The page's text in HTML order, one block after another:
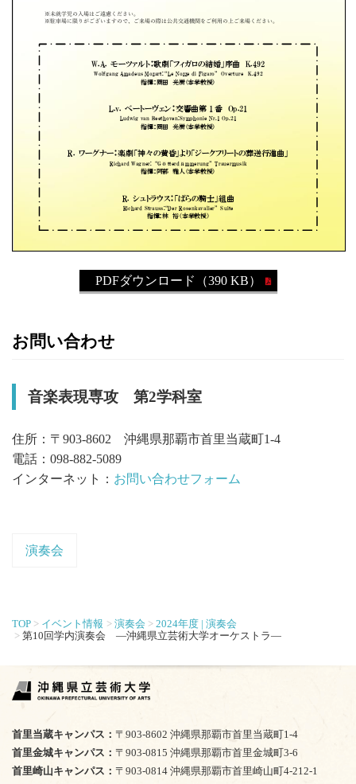
PDFダウンロード（390 KB）
お問い合わせ
音楽表現専攻 第2学科室
住所：〒903-8602 沖縄県那覇市首里当蔵町1-4
電話：098-882-5089
インターネット： お問い合わせフォーム
演奏会
TOP イベント情報 演奏会
2024年度 | 演奏会
第10回学内演奏会 ―沖縄県立芸術大学オーケストラ―
首里当蔵キャンパス
〒903-8602 沖縄県那覇市首里当蔵町1-4
首里金城キャンパス
〒903-0815 沖縄県那覇市首里金城町3-6
首里崎山キャンパス
〒903-0814 沖縄県那覇市首里崎山町4-212-1